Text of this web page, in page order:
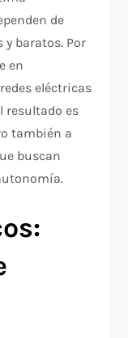
de
baratos. Por
en
eléctricas
resultado es
también a
buscan